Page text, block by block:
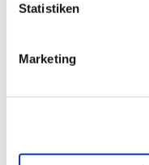
Statistiken
Marketing